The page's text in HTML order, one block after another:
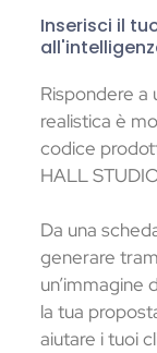
Inserisci il
Rispondere a
realistica è
codice
HALL
Da una
generare
un’immagine
la tua
aiutare i tuoi